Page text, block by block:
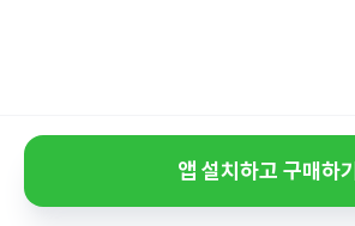
앱 설치하고 구매하기